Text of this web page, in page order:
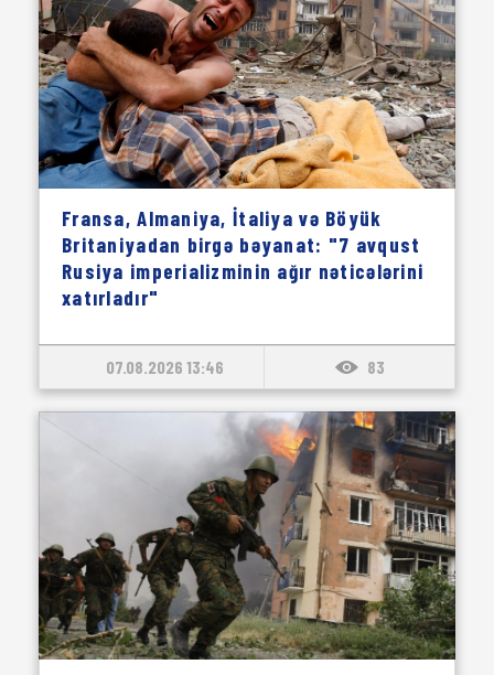
Fransa, Almaniya, İtaliya və Böyük
Britaniyadan birgə bəyanat: "7 avqust
Rusiya imperializminin ağır nəticələrini
xatırladır"
07.08.2026 13:46 83